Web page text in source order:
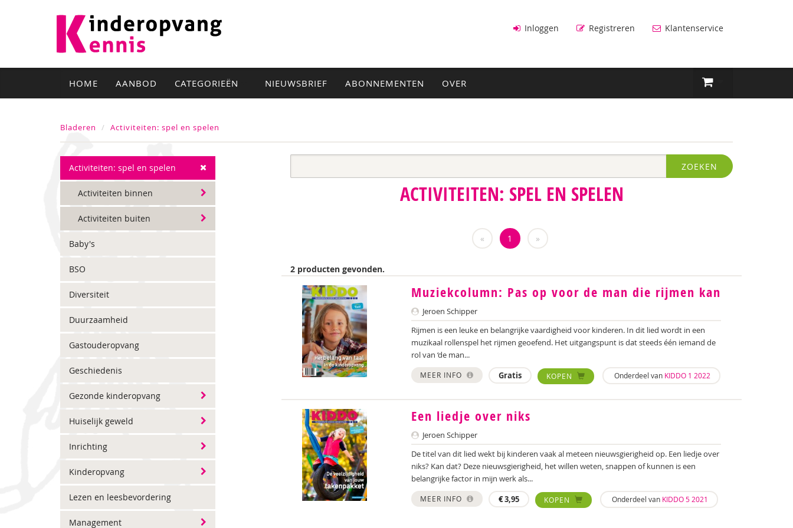
Inloggen Registreren Klantenservice
HOME AANBOD CATEGORIEËN NIEUWSBRIEF ABONNEMENTEN OVER
Bladeren Activiteiten: spel en spelen
Activiteiten: spel en spelen
Activiteiten binnen
Activiteiten buiten
Baby's
BSO
Diversiteit
Duurzaamheid
Gastouderopvang
Geschiedenis
Gezonde kinderopvang
Huiselijk geweld
Inrichting
Kinderopvang
Lezen en leesbevordering
Management
ZOEKEN
ACTIVITEITEN: SPEL EN SPELEN
« 1 »
2 producten gevonden.
Muziekcolumn: Pas op voor de man die rijmen kan
Jeroen Schipper
Rijmen is een leuke en belangrijke vaardigheid voor kinderen. In dit lied wordt in een
muzikaal rollenspel het rijmen geoefend. Het uitgangspunt is dat steeds één iemand de
rol van ‘de man...
MEER INFO Gratis KOPEN Onderdeel van KIDDO 1 2022
Een liedje over niks
Jeroen Schipper
De titel van dit lied wekt bij kinderen vaak al meteen nieuwsgierigheid op. Een liedje over
niks? Kan dat? Deze nieuwsgierigheid, het willen weten, snappen of kunnen is een
belangrijke factor in mijn werk als...
MEER INFO €3,95 KOPEN Onderdeel van KIDDO 5 2021